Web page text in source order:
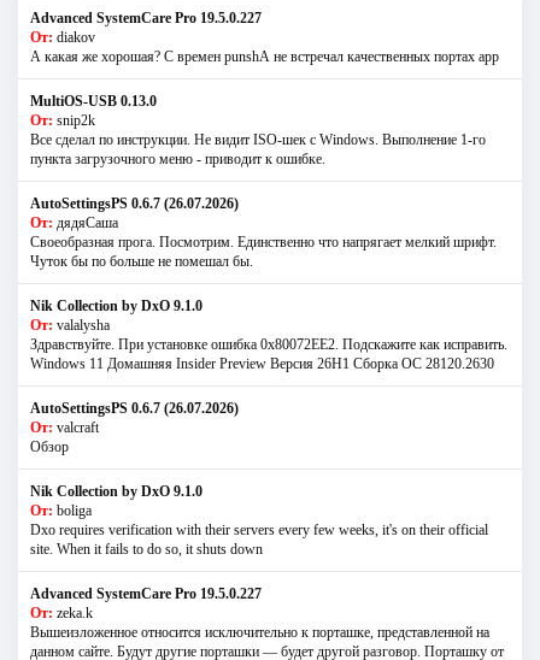
Advanced SystemCare Pro 19.5.0.227
От: diakov
А какая же хорошая? С времен punshА не встречал качественных портах app
MultiOS-USB 0.13.0
От: snip2k
Все сделал по инструкции. Не видит ISO-шек с Windows. Выполнение 1-го
пункта загрузочного меню - приводит к ошибке.
AutoSettingsPS 0.6.7 (26.07.2026)
От: дядяСаша
Своеобразная прога. Посмотрим. Единственно что напрягает мелкий шрифт.
Чуток бы по больше не помешал бы.
Nik Collection by DxO 9.1.0
От: valalysha
Здравствуйте. При установке ошибка 0х80072EE2. Подскажите как исправить.
Windows 11 Домашняя Insider Preview Версия 26H1 Сборка ОС 28120.2630
AutoSettingsPS 0.6.7 (26.07.2026)
От: valcraft
Обзор
Nik Collection by DxO 9.1.0
От: boliga
Dxo requires verification with their servers every few weeks, it's on their official
site. When it fails to do so, it shuts down
Advanced SystemCare Pro 19.5.0.227
От: zeka.k
Вышеизложенное относится исключительно к порташке, представленной на
данном сайте. Будут другие порташки — будет другой разговор. Порташку от